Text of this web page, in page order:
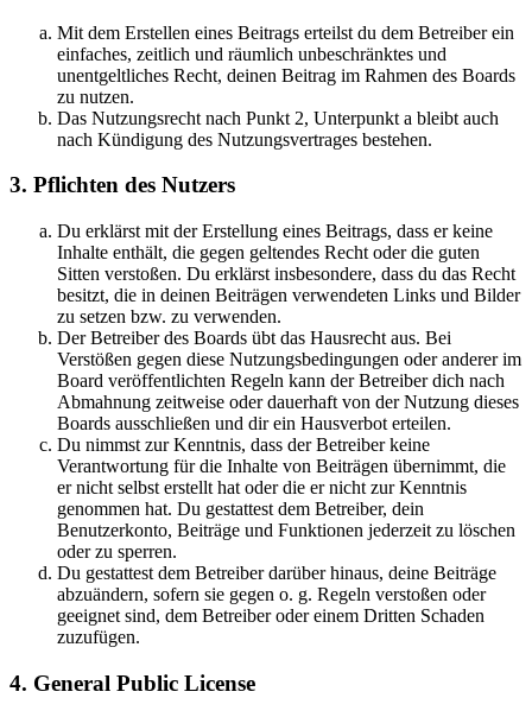
Mit dem Erstellen eines Beitrags erteilst du dem Betreiber ein
einfaches, zeitlich und räumlich unbeschränktes und
unentgeltliches Recht, deinen Beitrag im Rahmen des Boards
zu nutzen.
Das Nutzungsrecht nach Punkt 2, Unterpunkt a bleibt auch
nach Kündigung des Nutzungsvertrages bestehen.
3. Pflichten des Nutzers
Du erklärst mit der Erstellung eines Beitrags, dass er keine
Inhalte enthält, die gegen geltendes Recht oder die guten
Sitten verstoßen. Du erklärst insbesondere, dass du das Recht
besitzt, die in deinen Beiträgen verwendeten Links und Bilder
zu setzen bzw. zu verwenden.
Der Betreiber des Boards übt das Hausrecht aus. Bei
Verstößen gegen diese Nutzungsbedingungen oder anderer im
Board veröffentlichten Regeln kann der Betreiber dich nach
Abmahnung zeitweise oder dauerhaft von der Nutzung dieses
Boards ausschließen und dir ein Hausverbot erteilen.
Du nimmst zur Kenntnis, dass der Betreiber keine
Verantwortung für die Inhalte von Beiträgen übernimmt, die
er nicht selbst erstellt hat oder die er nicht zur Kenntnis
genommen hat. Du gestattest dem Betreiber, dein
Benutzerkonto, Beiträge und Funktionen jederzeit zu löschen
oder zu sperren.
Du gestattest dem Betreiber darüber hinaus, deine Beiträge
abzuändern, sofern sie gegen o. g. Regeln verstoßen oder
geeignet sind, dem Betreiber oder einem Dritten Schaden
zuzufügen.
4. General Public License